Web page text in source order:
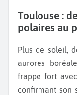
Toulouse :
polaires au
Plus de soleil, de nouvelles capitales et même des
aurores
frappe fort
confirmant son